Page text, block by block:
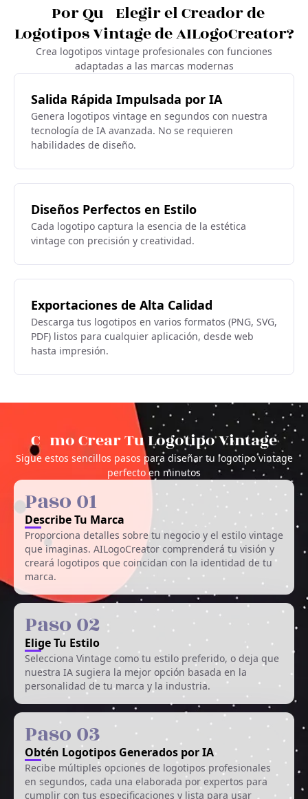
¿Por Qué Elegir el Creador de
Logotipos Vintage de AILogoCreator?
Crea logotipos vintage profesionales con funciones
adaptadas a las marcas modernas
Salida Rápida Impulsada por IA
Genera logotipos vintage en segundos con nuestra
tecnología de IA avanzada. No se requieren
habilidades de diseño.
Diseños Perfectos en Estilo
Cada logotipo captura la esencia de la estética
vintage con precisión y creatividad.
Exportaciones de Alta Calidad
Descarga tus logotipos en varios formatos (PNG, SVG,
PDF) listos para cualquier aplicación, desde web
hasta impresión.
Cómo Crear Tu Logotipo Vintage
Sigue estos sencillos pasos para diseñar tu logotipo vintage
perfecto en minutos
Paso 01
Describe Tu Marca
Proporciona detalles sobre tu negocio y el estilo vintage
que imaginas. AILogoCreator comprenderá tu visión y
creará logotipos que coincidan con la identidad de tu
marca.
Paso 02
Elige Tu Estilo
Selecciona Vintage como tu estilo preferido, o deja que
nuestra IA sugiera la mejor opción basada en la
personalidad de tu marca y la industria.
Paso 03
Obtén Logotipos Generados por IA
Recibe múltiples opciones de logotipos profesionales
en segundos, cada una elaborada por expertos para
cumplir con tus especificaciones y lista para usar